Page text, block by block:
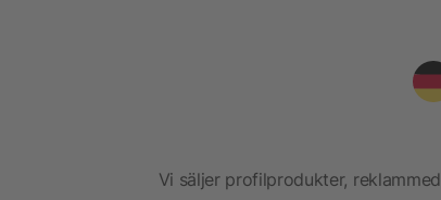
Vi säljer profilprodukter,